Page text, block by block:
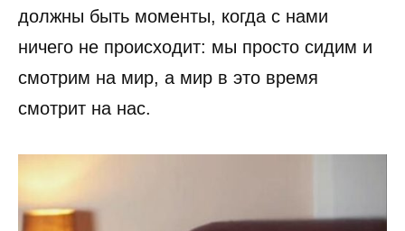
должны быть моменты, когда с нами
ничего не происходит: мы просто сидим и
смотрим на мир, а мир в это время
смотрит на нас.